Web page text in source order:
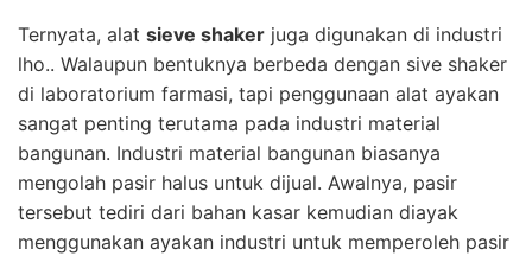
Ternyata, alat sieve shaker juga digunakan di industri
lho.. Walaupun bentuknya berbeda dengan sive shaker
di laboratorium farmasi, tapi penggunaan alat ayakan
sangat penting terutama pada industri material
bangunan. Industri material bangunan biasanya
mengolah pasir halus untuk dijual. Awalnya, pasir
tersebut tediri dari bahan kasar kemudian diayak
menggunakan ayakan industri untuk memperoleh pasir